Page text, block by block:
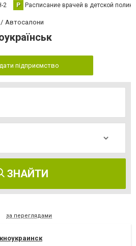
2 Р Расписание врачей в детской
Автосалони
підприємство
ЗНАЙТИ
за переглядами